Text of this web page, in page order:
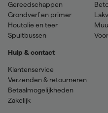
Gereedschappen
Grondverf en primer
Houtolie en teer
Spuitbussen
Hulp & contact
Klantenservice
Verzenden & retourneren
Betaalmogelijkheden
Zakelijk